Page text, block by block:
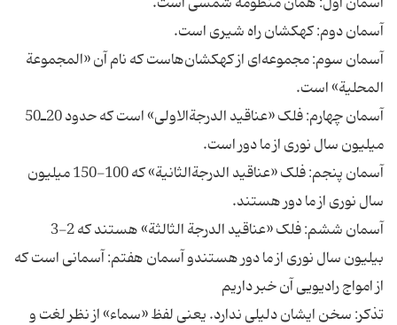
آسمان دوم: کهکشان راه شیری است.
آسمان سوم: مجموعه‌ای از کهکشان‌هاست که نام آن «المجموعة
المحلیة» است.
آسمان چهارم: فلک «عناقید الدرجةالاولی» است که حدود 20ـ50
میلیون سال نوری از ما دور است.
آسمان پنجم: فلک «عناقید الدرجةالثانیة» که 100-150 میلیون
سال نوری از ما دور هستند.
آسمان ششم: فلک «عناقید الدرجة الثالثة» هستند که 2-3
بیلیون سال نوری از ما دور هستندو آسمان هفتم: آسمانی است که
از امواج رادیویی آن خبر داریم
تذکر: سخن ایشان دلیلی ندارد. یعنی لفظ «سماء» از نظر لغت و